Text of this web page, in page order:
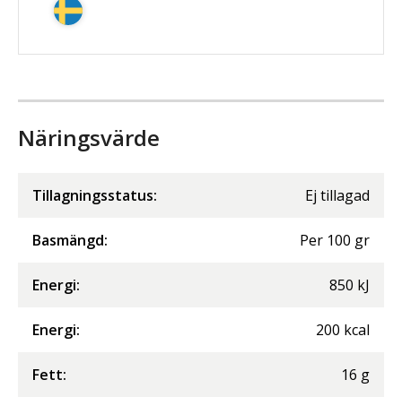
Näringsvärde
Tillagningsstatus: Ej tillagad
Basmängd: Per 100 gr
Energi: 850 kJ
Energi: 200 kcal
Fett: 16 g